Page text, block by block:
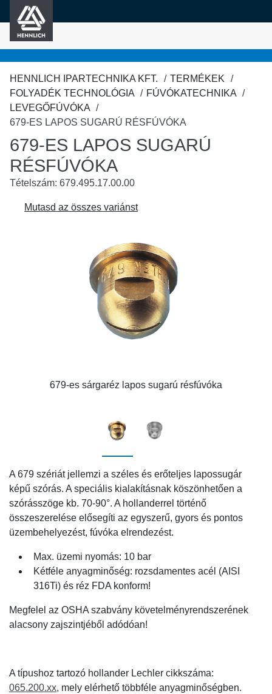
tartalomra
HENNLICH IPARTECHNIKA KFT.
TERMÉKEK
FOLYADÉK TECHNOLÓGIA
FÚVÓKATECHNIKA
LEVEGŐFÚVÓKA
679-ES LAPOS SUGARÚ RÉSFÚVÓKA
679-ES LAPOS SUGARÚ
RÉSFÚVÓKA
Tételszám: 679.495.17.00.00
Mutasd az összes variánst
679-es sárgaréz lapos sugarú résfúvóka
A 679 szériát jellemzi a széles és erőteljes lapossugár
képű szórás. A speciális kialakításnak köszönhetően a
szórásszöge kb. 70-90°. A hollanderrel történő
összeszerelése elősegíti az egyszerű, gyors és pontos
üzembehelyezést, fúvóka elrendezést.
Max. üzemi nyomás: 10 bar
Kétféle anyagminőség: rozsdamentes acél (AISI
316Ti) és réz FDA konform!
Megfelel az OSHA szabvány követelményrendszerének
alacsony zajszintjéből adódóan!
A típushoz tartozó hollander Lechler cikkszáma:
065.200.xx, mely elérhető többféle anyagminőségben.